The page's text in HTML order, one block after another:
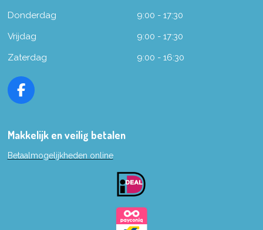
Donderdag
9:00 - 17:30
Vrijdag
9:00 - 17:30
Zaterdag
9:00 - 16:30
F
e
o
Makkelijk en veilig betalen
Betaalmogelijkheden online